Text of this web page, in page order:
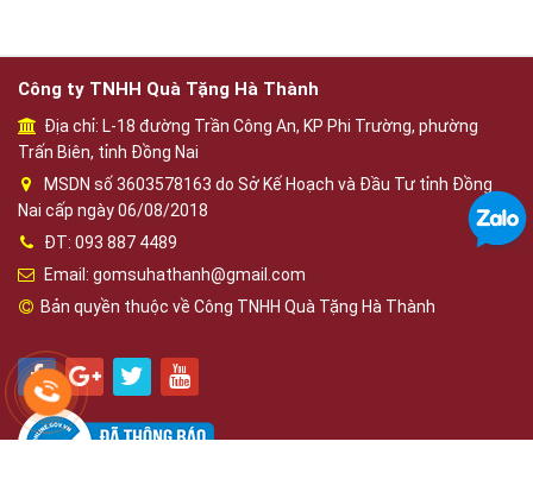
Công ty TNHH Quà Tặng Hà Thành
Địa chỉ: L-18 đường Trần Công An, KP Phi Trường, phường
Trấn Biên, tỉnh Đồng Nai
MSDN số 3603578163 do Sở Kế Hoạch và Đầu Tư tỉnh Đồng
Nai cấp ngày 06/08/2018
ĐT: 093 887 4489
Email: gomsuhathanh@gmail.com
Bản quyền thuộc về Công TNHH Quà Tặng Hà Thành